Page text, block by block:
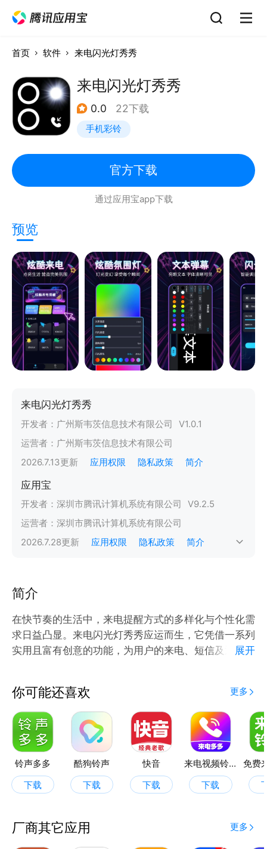
首页 软件 来电闪光灯秀秀
来电闪光灯秀秀
0.0 22下载
手机彩铃
官方下载
通过应用宝app下载
预览
来电闪光灯秀秀
开发者： 广州斯韦茨信息技术有限公司 V1.0.1
运营者： 广州斯韦茨信息技术有限公司
2026.7.13更新 应用权限 隐私政策 简介
应用宝
开发者： 深圳市腾讯计算机系统有限公司 V9.2.5
运营者： 深圳市腾讯计算机系统有限公司
2026.7.28更新 应用权限 隐私政策 简介
简介
在快节奏的生活中，来电提醒方式的多样化与个性化需
求日益凸显。来电闪光灯秀秀应运而生，它凭借一系列
实用且富有创意的功能，为用户的来电、短信及通知提
主要功能：
屏幕闪光：设置想要的应用屏幕，手机屏幕会以用户设
定的亮度和频率闪烁，即使在嘈杂或嘈杂的环境中，也
能第一时间吸引用户的注意力，确保不错过任何重要信
息。
通话闪光：在通话过程中，闪光灯会持续闪烁，提醒用
时，也为通话过程增添了一丝趣味性，让通话不再单
调。
展开
你可能还喜欢 更多
铃声多多
下载
酷狗铃声
下载
快音
下载
来电视频铃声
下载
厂商其它应用 更多